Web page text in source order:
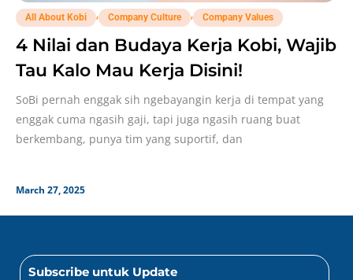
All About Kobi Company Culture Company Values
4 Nilai dan Budaya Kerja Kobi, Wajib
Tau Kalo Mau Kerja Disini!
SoBi pernah enggak sih ngebayangin kerja di tempat yang
enggak cuma ngasih gaji, tapi juga ngasih ruang buat
berkembang, punya tim yang suportif, dan
March 27, 2025
Subscribe untuk Update